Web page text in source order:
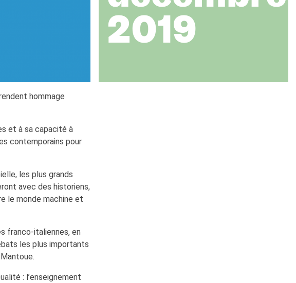
hommage
et à sa capacité à
contemporains pour
les plus grands
avec des historiens,
le monde machine et
franco-italiennes, en
les plus importants
: l’enseignement
2019